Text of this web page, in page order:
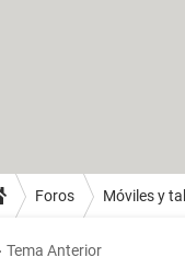
Foros Móviles y
Tema Anterior